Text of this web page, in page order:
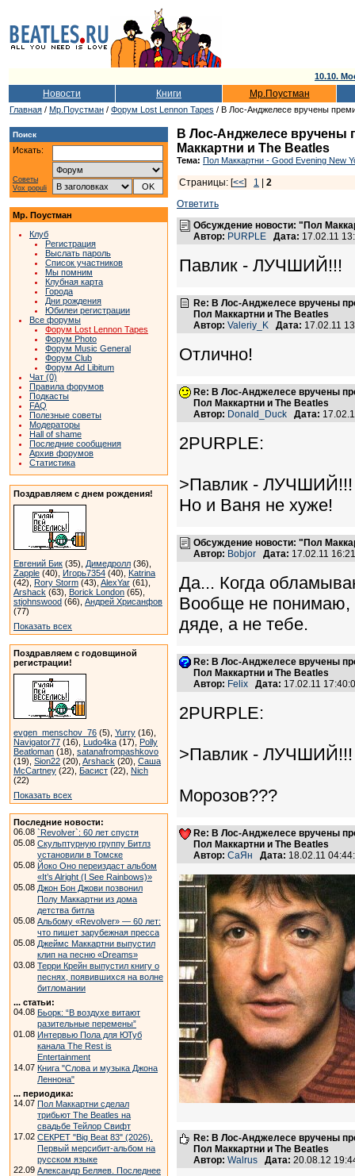
10.10.
Новости Книги Мр.Поустман
Главная / Мр.Поустман / Форум Lost Lennon Tapes / В Лос-Анджелесе вручены
Поиск
Искать:
Советы
Vox populi
Мр. Поустман
Клуб
Регистрация
Выслать пароль
Список участников
Мы помним
Клубная карта
Города
Дни рождения
Юбилеи регистрации
Все форумы
Форум Lost Lennon Tapes
Форум Photo
Форум Music General
Форум Club
Форум Ad Libitum
Чат (0)
Правила форумов
Подкасты
FAQ
Полезные советы
Модераторы
Hall of shame
Последние сообщения
Архив форумов
Статистика
Поздравляем с днем рождения!
Евгений Бик (35), Димедролл (36),
Zapple (40), Игорь7354 (40), Katrina
(42), Rory Storm (43), AlexYar (61),
Arshack (63), Borick London (65),
stjohnswood (66), Андрей Хрисанфов
(77)
Показать всех
Поздравляем с годовщиной
регистрации!
evgen_menschov_76 (5), Yurry (16),
Navigator77 (16), Ludo4ka (17), Polly
Beatloman (18), satanafrompashkovo
(19), Sion22 (20), Arshack (20), Саша
McCartney (22), Басист (22), Nich
(22)
Показать всех
Последние новости:
06.08 `Revolver`: 60 лет спустя
05.08 Скульптурную группу Битлз
установили в Томске
05.08 Йоко Оно переиздаст альбом
«It’s Alright (I See Rainbows)»
05.08 Джон Бон Джови позвонил
Полу Маккартни из дома
детства битла
05.08 Альбому «Revolver» — 60 лет:
что пишет зарубежная пресса
05.08 Джеймс Маккартни выпустил
клип на песню «Dreams»
03.08 Терри Крейн выпустил книгу о
песнях, появившихся на волне
битломании
... статьи:
04.08 Бьорк: “В воздухе витают
разительные перемены”
01.08 Интервью Пола для ЮТуб
канала The Rest is
Entertainment
14.07 Книга "Слова и музыка Джона
Леннона"
... периодика:
14.07 Пол Маккартни сделал
трибьют The Beatles на
свадьбе Тейлор Свифт
17.02 СЕКРЕТ "Big Beat 83" (2026).
Первый мерсибит-альбом на
русском языке
22.09 Александр Беляев. Последнее
В Лос-Анджелесе вручены
Маккартни и The Beatles
Тема: Пол Маккартни - Good Evening New
Страницы: [<<] 1
2
Ответить
Обсуждение новости: "Пол
Автор: PURPLE Дата: 17.02.11
Павлик - ЛУЧШИЙ!!!
Re: В Лос-Анджелесе вручены
Пол Маккартни и The Beatles
Автор: Valeriy_K Дата: 17.02.11
Отлично!
Re: В Лос-Анджелесе вручены
Пол Маккартни и The Beatles
Автор: Donald_Duck Дата:
2PURPLE:
>Павлик - ЛУЧШИЙ!!!
Но и Ваня не хуже!
Обсуждение новости: "Пол
Автор: Bobjor Дата: 17.02.11
Да... Когда
Вообще не понимаю,
дяде, а не тебе.
Re: В Лос-Анджелесе вручены
Пол Маккартни и The Beatles
Автор: Felix Дата: 17.02.11
2PURPLE:
>Павлик - ЛУЧШИЙ!!!
Морозов???
Re: В Лос-Анджелесе вручены
Пол Маккартни и The Beatles
Автор: СаЯн Дата: 18.02.11
Re: В Лос-Анджелесе вручены
Пол Маккартни и The Beatles
Автор: Walrus Дата: 20.08.12